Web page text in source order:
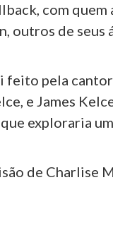
com quem
outros de seus
feito pela
e James
exploraria
de Charlise